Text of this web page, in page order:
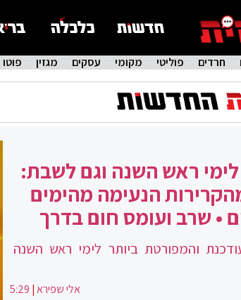
חרדים פוליטי מקומי עסקים מגזין
ראש השנה וגם לשבת:
הנעימה מהימים
• שרב ועומס חום בדרך
והמפורטת ביותר לימי ראש השנה
אלי שפירא|
5:29